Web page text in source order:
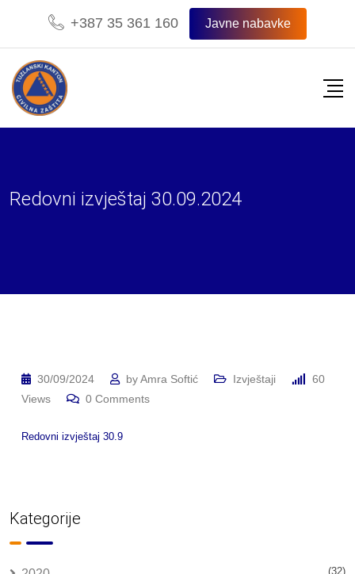
content
+387 35 361 160 Javne nabavke
Redovni izvještaj 30.09.2024
30/09/2024 byAmra Softić Izvještaji
60
Views
0 Comments
Redovni izvještaj 30.9
Kategorije
(32)